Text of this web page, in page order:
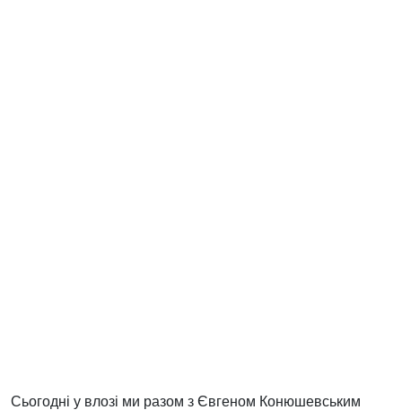
Сьогодні у влозі ми разом з Євгеном Конюшевським